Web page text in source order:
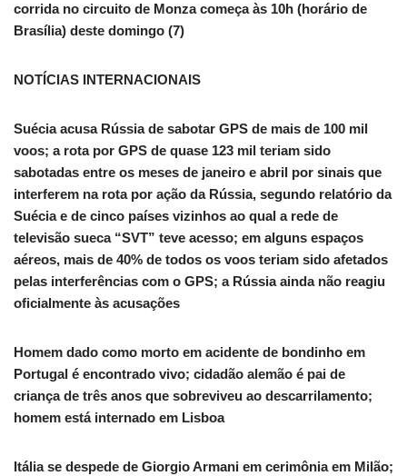
corrida no circuito de Monza começa às 10h (horário de
Brasília) deste domingo (7)
NOTÍCIAS INTERNACIONAIS
Suécia acusa Rússia de sabotar GPS de mais de 100 mil
voos; a rota por GPS de quase 123 mil teriam sido
sabotadas entre os meses de janeiro e abril por sinais que
interferem na rota por ação da Rússia, segundo relatório da
Suécia e de cinco países vizinhos ao qual a rede de
televisão sueca “SVT” teve acesso; em alguns espaços
aéreos, mais de 40% de todos os voos teriam sido afetados
pelas interferências com o GPS; a Rússia ainda não reagiu
oficialmente às acusações
Homem dado como morto em acidente de bondinho em
Portugal é encontrado vivo; cidadão alemão é pai de
criança de três anos que sobreviveu ao descarrilamento;
homem está internado em Lisboa
Itália se despede de Giorgio Armani em cerimônia em Milão;